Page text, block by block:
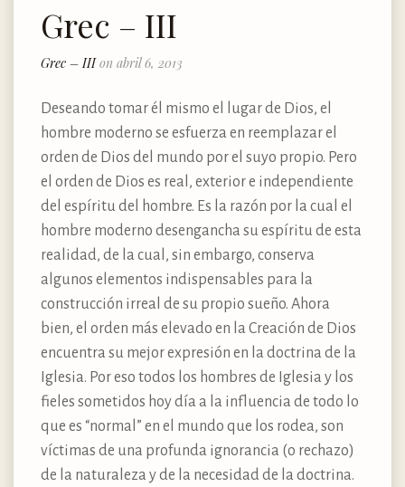
Grec – III
Grec – IIIon abril 6, 2013
Deseando tomar él mismo el lugar de Dios, el
hombre moderno se esfuerza en reemplazar el
orden de Dios del mundo por el suyo propio. Pero
el orden de Dios es real, exterior e independiente
del espíritu del hombre. Es la razón por la cual el
hombre moderno desengancha su espíritu de esta
realidad, de la cual, sin embargo, conserva
algunos elementos indispensables para la
construcción irreal de su propio sueño. Ahora
bien, el orden más elevado en la Creación de Dios
encuentra su mejor expresión en la doctrina de la
Iglesia. Por eso todos los hombres de Iglesia y los
fieles sometidos hoy día a la influencia de todo lo
que es “normal” en el mundo que los rodea, son
víctimas de una profunda ignorancia (o rechazo)
de la naturaleza y de la necesidad de la doctrina.